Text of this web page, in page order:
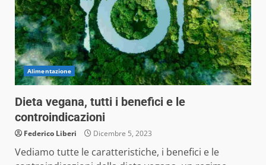
Alimentazione
Dieta vegana, tutti i benefici e le
controindicazioni
Federico Liberi Dicembre 5, 2023
Vediamo tutte le caratteristiche, i benefici e le